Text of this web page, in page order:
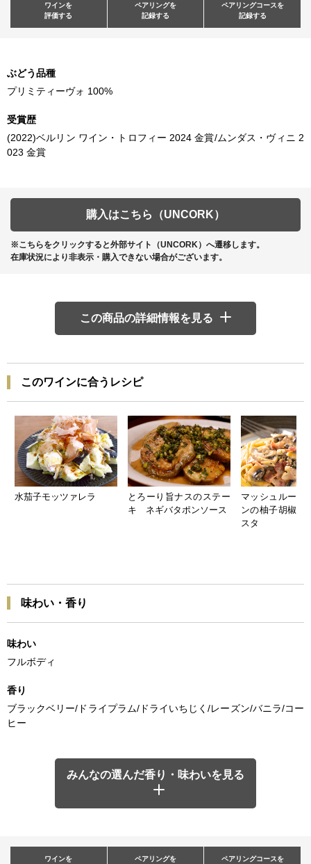
ワインを
評価する
ペアリングを
記録する
ペアリングコースを
記録する
ぶどう品種
プリミティーヴォ 100%
受賞歴
(2022)ベルリン ワイン・トロフィー 2024 金賞/ムンダス・ヴィニ 2
023 金賞
購入はこちら（UNCORK）
※こちらをクリックすると外部サイト（UNCORK）へ遷移します。
在庫状況により非表示・購入できない場合がございます。
この商品の詳細情報を見る
このワインに合うレシピ
水茄子モッツァレラ
とろーり旨ナスのステー
キ ネギバタポンソース
マッシュルーム
ンの柚子胡椒ク
スタ
味わい・香り
味わい
フルボディ
香り
ブラックベリー/ドライプラム/ドライいちじく/レーズン/バニラ/コー
ヒー
みんなの選んだ香り・味わいを見る
ワインを
ペアリングを
ペアリングコースを